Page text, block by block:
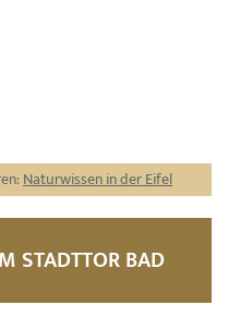
Naturwissen in der Eifel
STADTTOR BAD